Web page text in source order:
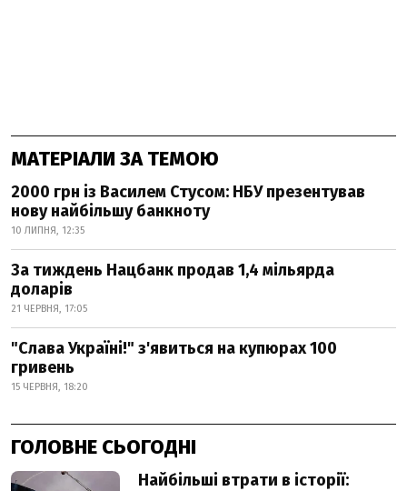
МАТЕРІАЛИ ЗА ТЕМОЮ
2000 грн із Василем Стусом: НБУ презентував
нову найбільшу банкноту
10 ЛИПНЯ, 12:35
За тиждень Нацбанк продав 1,4 мільярда
доларів
21 ЧЕРВНЯ, 17:05
"Слава Україні!" з'явиться на купюрах 100
гривень
15 ЧЕРВНЯ, 18:20
ГОЛОВНЕ СЬОГОДНІ
Найбільші втрати в історії: